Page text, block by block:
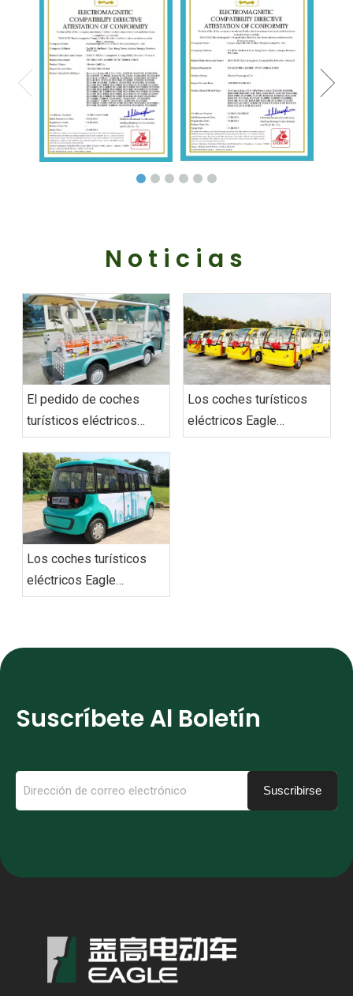
Noticias
El pedido de coches
turísticos eléctricos
personalizados‌ de
Vietnam se envió con
éxito
Los coches turísticos
eléctricos Eagle
entregan un pedido en
Los coches turísticos
eléctricos Eagle
redefinen la movilidad
Suscríbete Al Boletín
Suscribirse